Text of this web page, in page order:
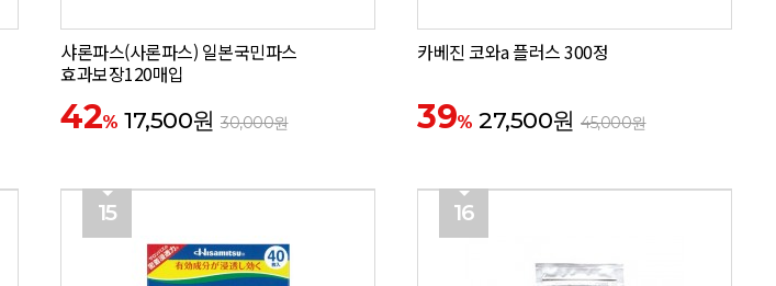
샤론파스(사론파스) 일본국민파스
효과보장120매입
42% 17,500원 30,000원
카베진 코와a 플러스 300정
39% 27,500원 45,000원
15 16